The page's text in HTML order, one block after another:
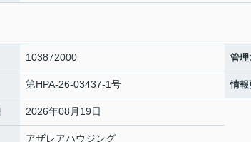
103872000 管理
第HPA-26-03437-1号 情報
2026年08月19日
アザレアハウジング